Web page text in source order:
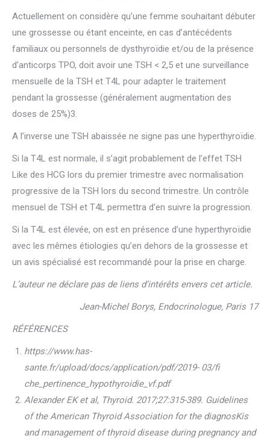
Actuellement on considère qu’une femme souhaitant débuter
une grossesse ou étant enceinte, en cas d’antécédents
familiaux ou personnels de dysthyroïdie et/ou de la présence
d’anticorps TPO, doit avoir une TSH < 2,5 et une surveillance
mensuelle de la TSH et T4L pour adapter le traitement
pendant la grossesse (généralement augmentation des
doses de 25%)3.
A l’inverse une TSH abaissée ne signe pas une hyperthyroïdie.
Si la T4L est normale, il s’agit probablement de l’effet TSH
Like des HCG lors du premier trimestre avec normalisation
progressive de la TSH lors du second trimestre. Un contrôle
mensuel de TSH et T4L permettra d’en suivre la progression.
Si la T4L est élevée, on est en présence d’une hyperthyroïdie
avec les mêmes étiologies qu’en dehors de la grossesse et
un avis spécialisé est recommandé pour la prise en charge.
L’auteur ne déclare pas de liens d’intérêts envers cet article.
Jean-Michel Borys, Endocrinologue, Paris 17
RÉFÉRENCES
https://www.has-
sante.fr/upload/docs/application/pdf/2019- 03/fi
che_pertinence_hypothyroidie_vf.pdf
Alexander EK et al, Thyroid. 2017;27:315-389. Guidelines
of the American Thyroid Association for the diagnosKis
and management of thyroid disease during pregnancy and